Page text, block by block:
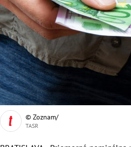
© Zoznam/
TASR